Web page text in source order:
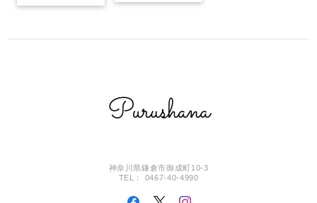
神奈川県鎌倉市御成町10-3
TEL： 0467-40-4990